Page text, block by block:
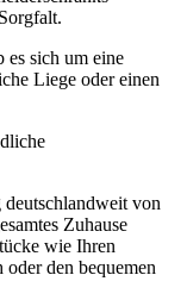
es sich um eine
Liege oder einen
von
Zuhause
wie Ihren
oder den bequemen